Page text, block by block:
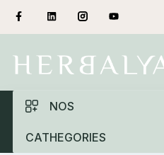
NOS
CATHEGORIES